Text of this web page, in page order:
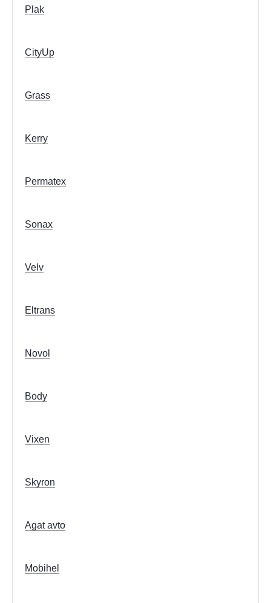
Plak
CityUp
Grass
Kerry
Permatex
Sonax
Velv
Eltrans
Novol
Body
Vixen
Skyron
Agat avto
Mobihel